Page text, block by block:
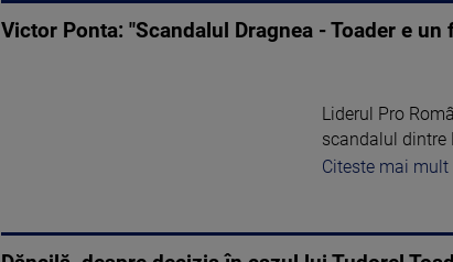
Victor Ponta: "Scandalul Dragnea - Toader e un
Liderul Pro
scandalul dintre
Citeste mai mult